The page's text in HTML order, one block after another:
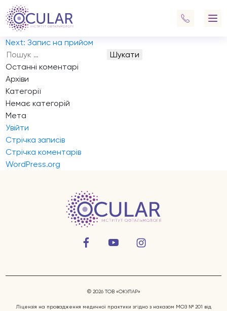
Запис на прийом
Діагностика та relex smail
Навігація
записів
Previous: Запис на прийом
Next: Запис на прийом
Пошук:
Останні коментарі
Архіви
Категорії
Немає категорій
Мета
Увійти
Стрічка записів
Стрічка коментарів
WordPress.org
© 2026 ТОВ «ОКУЛАР»
Ліцензія на провадження медичної практики згідно з наказом МОЗ № 201 від